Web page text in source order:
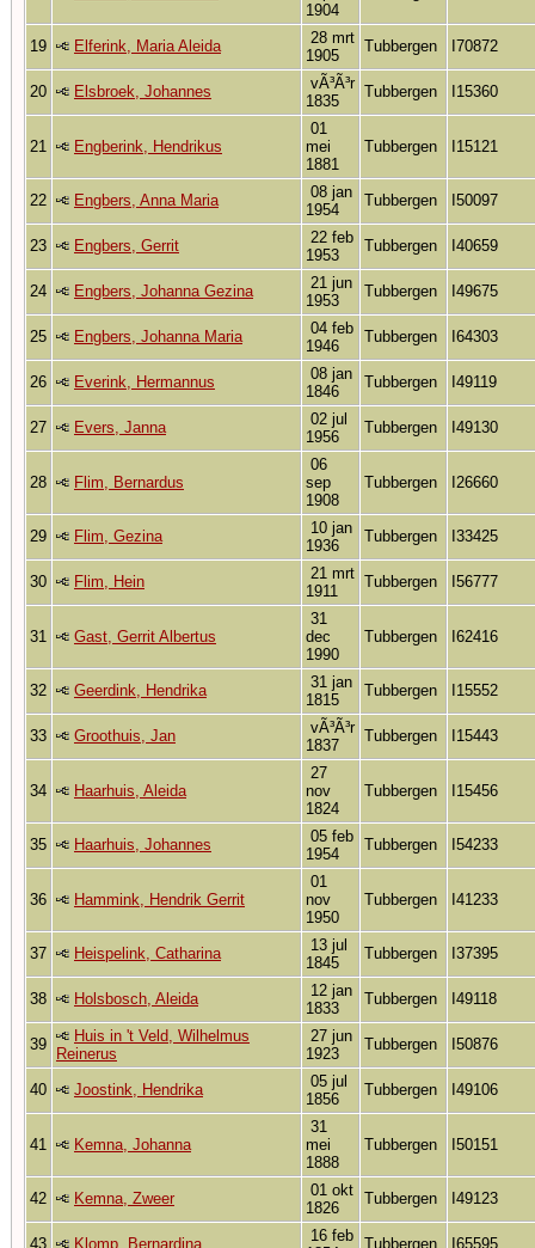
1904
19 Elferink, Maria Aleida
28 mrt
1905
Tubbergen I70872
20 Elsbroek, Johannes
vÃ³Ã³r
1835
Tubbergen I15360
21 Engberink, Hendrikus
01
mei
1881
Tubbergen I15121
22 Engbers, Anna Maria
08 jan
1954
Tubbergen I50097
23 Engbers, Gerrit
22 feb
1953
Tubbergen I40659
24 Engbers, Johanna Gezina
21 jun
1953
Tubbergen I49675
25 Engbers, Johanna Maria
04 feb
1946
Tubbergen I64303
26 Everink, Hermannus
08 jan
1846
Tubbergen I49119
27 Evers, Janna
02 jul
1956
Tubbergen I49130
28 Flim, Bernardus
06
sep
1908
Tubbergen I26660
29 Flim, Gezina
10 jan
1936
Tubbergen I33425
30 Flim, Hein
21 mrt
1911
Tubbergen I56777
31 Gast, Gerrit Albertus
31
dec
1990
Tubbergen I62416
32 Geerdink, Hendrika
31 jan
1815
Tubbergen I15552
33 Groothuis, Jan
vÃ³Ã³r
1837
Tubbergen I15443
34 Haarhuis, Aleida
27
nov
1824
Tubbergen I15456
35 Haarhuis, Johannes
05 feb
1954
Tubbergen I54233
36 Hammink, Hendrik Gerrit
01
nov
1950
Tubbergen I41233
37 Heispelink, Catharina
13 jul
1845
Tubbergen I37395
38 Holsbosch, Aleida
12 jan
1833
Tubbergen I49118
39
Huis in 't Veld, Wilhelmus
Reinerus
27 jun
1923
Tubbergen I50876
40 Joostink, Hendrika
05 jul
1856
Tubbergen I49106
41 Kemna, Johanna
31
mei
1888
Tubbergen I50151
42 Kemna, Zweer
01 okt
1826
Tubbergen I49123
43 Klomp, Bernardina
16 feb Tubbergen I65595